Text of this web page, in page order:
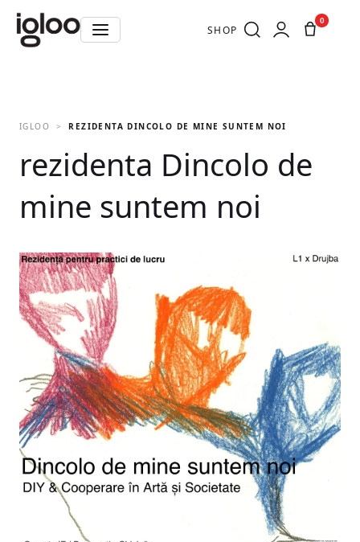
SHOP
0
IGLOO REZIDENTA DINCOLO DE MINE SUNTEM NOI
rezidenta Dincolo de
mine suntem noi